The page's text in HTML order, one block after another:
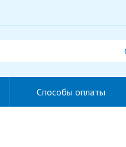
Способы оплаты